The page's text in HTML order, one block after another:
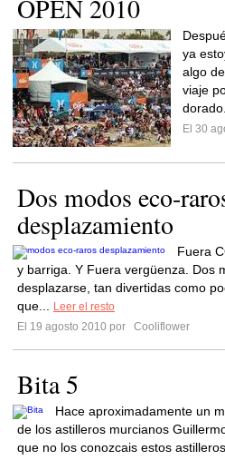
OPEN 2010
ya
algo
viaje
El 30
Dos modos eco-
desplazamiento
Fuera
y barriga. Y Fuera vergüenza. Dos
desplazarse, tan divertidas como
que...
Leer el resto
El 19 agosto 2010 por
Cooliflower
Bita 5
Hace aproximadamente un
de los astilleros murcianos
que no los conozcais estos